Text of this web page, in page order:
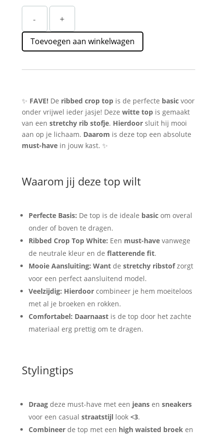
-
Witte
Ribbed
Crop
Top
Straatstijl
–
Stretchy
aantal
+
Toevoegen aan winkelwagen
✨ FAVE!De ribbed crop topis de perfecte basicvoor
onder vrijwel ieder jasje! Deze witte topis gemaakt
van een stretchy rib stofje. Hierdoorsluit hij mooi
aan op je lichaam. Daarom is deze top een absolute
must-havein jouw kast. ✨
Waarom jij deze top wilt
Perfecte Basis: De top is de ideale basicom overal
onder of boven te dragen.
Ribbed Crop Top White: Een must-havevanwege
de neutrale kleur en de flatterende fit.
Mooie Aansluiting: Wantde stretchy ribstofzorgt
voor een perfect aansluitend model.
Veelzijdig: Hierdoorcombineer je hem moeiteloos
met al je broeken en rokken.
Comfortabel: Daarnaastis de top door het zachte
materiaal erg prettig om te dragen.
Stylingtips
Draagdeze must-have met een jeansen sneakers
voor een casual straatstijllook <3.
Combineerde top met een high waisted broek en